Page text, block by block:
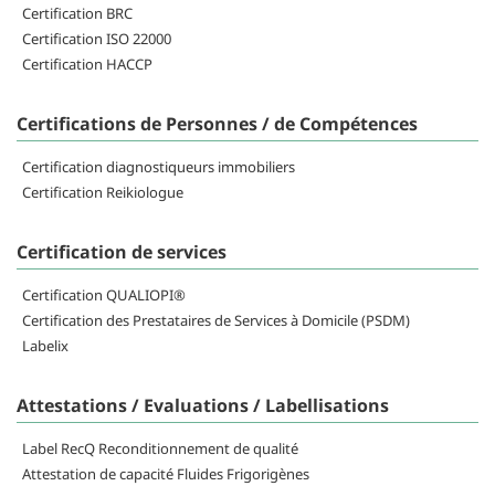
Certification BRC
Certification ISO 22000
Certification HACCP
Certifications de Personnes / de Compétences
Certification diagnostiqueurs immobiliers
Certification Reikiologue
Certification de services
Certification QUALIOPI®
Certification des Prestataires de Services à Domicile (PSDM)
Labelix
Attestations / Evaluations / Labellisations
Label RecQ Reconditionnement de qualité
Attestation de capacité Fluides Frigorigènes